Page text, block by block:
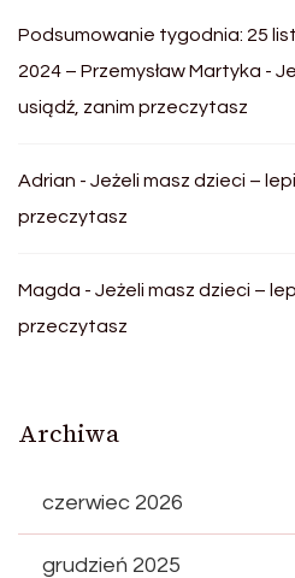
Podsumowanie tygodnia: 25
2024 – Przemysław Martyka -
usiądź, zanim przeczytasz
Adrian - Jeżeli masz dzieci –
przeczytasz
Magda - Jeżeli masz dzieci –
przeczytasz
Archiwa
czerwiec 2026
grudzień 2025